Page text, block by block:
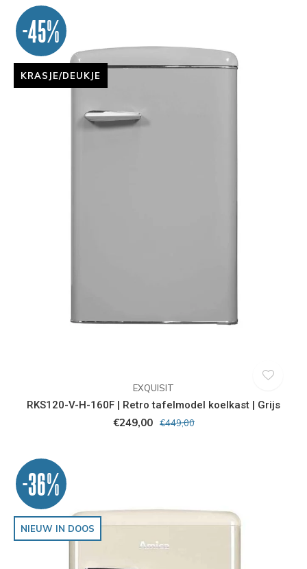
-45%
KRASJE/DEUKJE
EXQUISIT
RKS120-V-H-160F | Retro tafelmodel koelkast | Grijs
€249,00 €449,00
-36%
NIEUW IN DOOS